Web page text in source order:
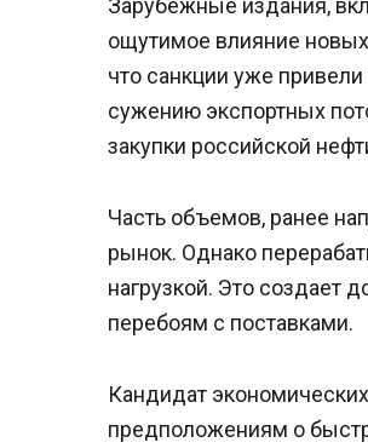
Зарубежные издания,
ощутимое влияние
что санкции уже привели
сужению экспортных
закупки российской
Часть объемов, ранее
рынок. Однако
нагрузкой. Это создает
перебоям с поставками.
Кандидат
предположениям о